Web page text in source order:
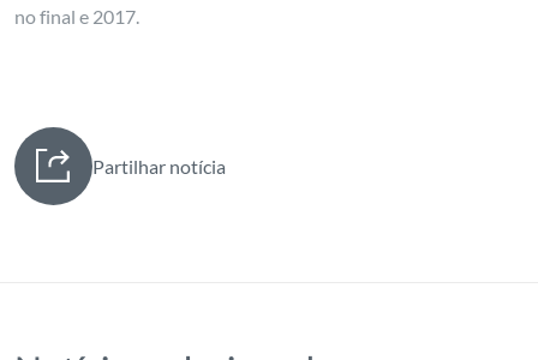
no final e 2017.
Partilhar notícia